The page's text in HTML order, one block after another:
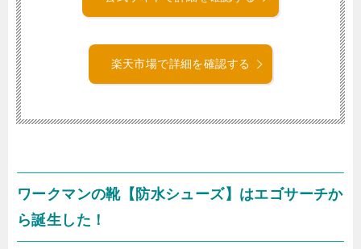
楽天市場で詳細を確認する
ワークマンの靴【防水シューズ】はエゴサーチか
ら誕生した！